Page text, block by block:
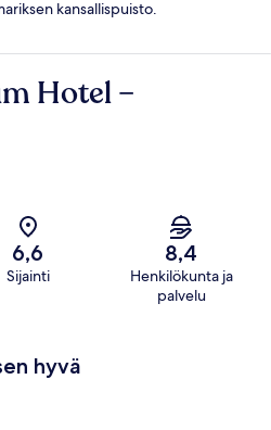
kansallispuisto.
Hotel –
6,6
Sijainti
8,4
Henkilökunta ja
palvelu
hyvä